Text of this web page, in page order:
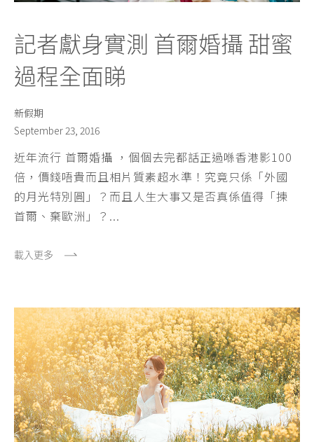
載入更多
新假期
September 23, 2016
記者獻身實測 首爾婚攝 甜蜜
過程全面睇
近年流行 首爾婚攝 ，個個去完都話正過喺香港影100
倍，價錢唔貴而且相片質素超水準！究竟只係「外國
的月光特別圓」？而且人生大事又是否真係值得「揀
首爾、棄歐洲」？...